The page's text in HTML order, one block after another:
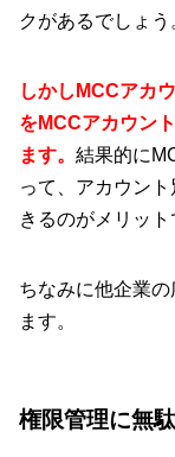
クがあるでしょう
しかしMCCアカ
をMCCアカウン
ます。 結果的に
って、アカウン
きるのがメリット
ちなみに他企業
ます。
権限管理に無